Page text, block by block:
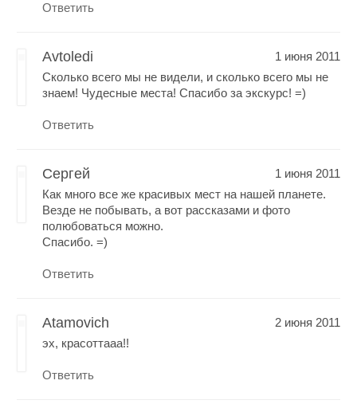
Ответить
Avtoledi
1 июня 2011
Сколько всего мы не видели, и сколько всего мы не
знаем! Чудесные места! Спасибо за экскурс! =)
Ответить
Сергей
1 июня 2011
Как много все же красивых мест на нашей планете.
Везде не побывать, а вот рассказами и фото
полюбоваться можно.
Спасибо. =)
Ответить
Atamovich
2 июня 2011
эх, красоттааа!!
Ответить